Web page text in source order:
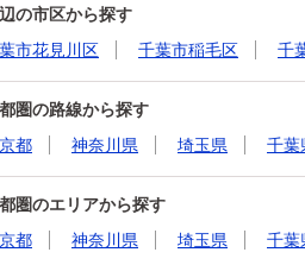
の市区から探す
市花見川区
千葉市稲毛区 千
圏の路線から探す
都
神奈川県 埼玉県 千葉
圏のエリアから探す
都
神奈川県 埼玉県 千葉